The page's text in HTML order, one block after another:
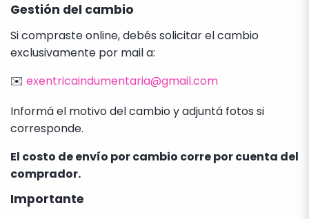
Gestión del cambio
Si compraste online, debés solicitar el cambio
exclusivamente por mail a:
✉️ exentricaindumentaria@gmail.com
Informá el motivo del cambio y adjuntá fotos si
corresponde.
El costo de envío por cambio corre por cuenta del
comprador.
Importante